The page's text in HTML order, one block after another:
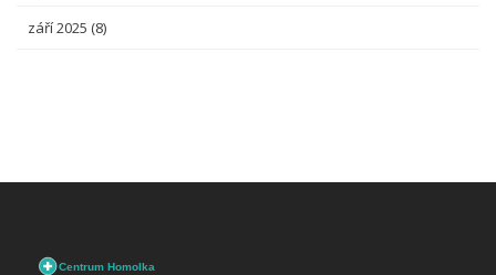
září 2025 (8)